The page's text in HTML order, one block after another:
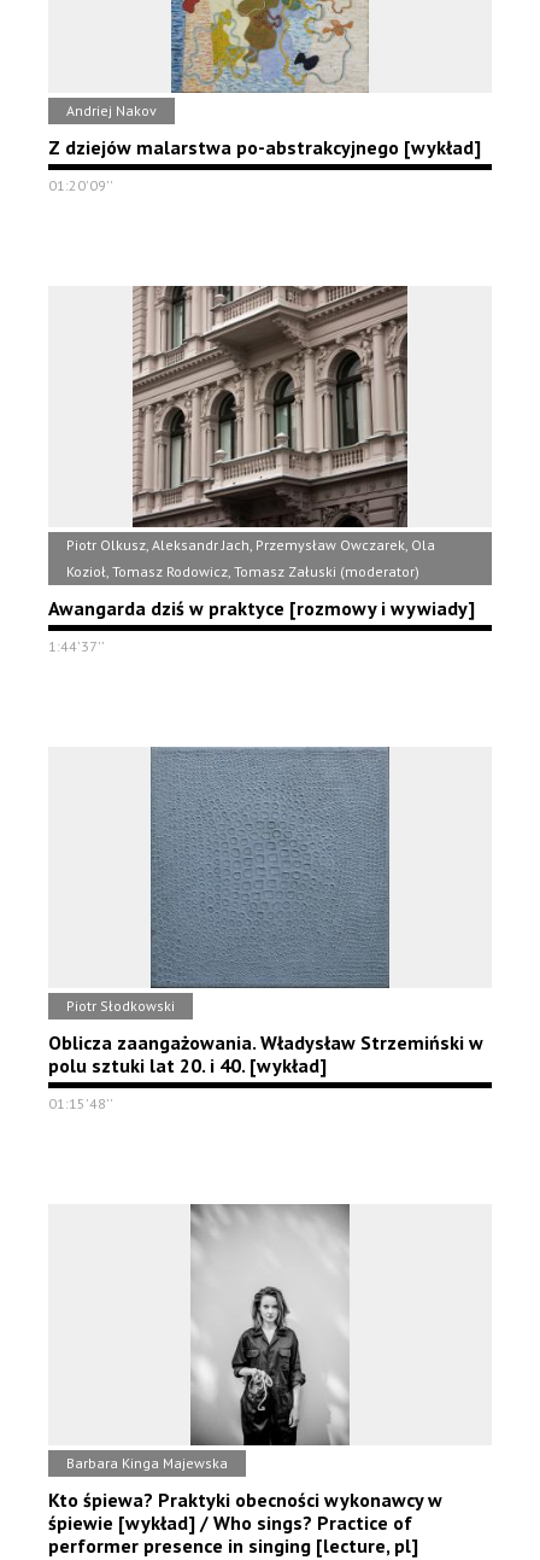
Andriej Nakov
Z dziejów malarstwa po-abstrakcyjnego [wykład]
01:20'09''
Piotr Olkusz, Aleksandr Jach, Przemysław Owczarek, Ola
Kozioł, Tomasz Rodowicz, Tomasz Załuski (moderator)
Awangarda dziś w praktyce [rozmowy i wywiady]
1:44'37''
Piotr Słodkowski
Oblicza zaangażowania. Władysław Strzemiński w
polu sztuki lat 20. i 40. [wykład]
01:15'48''
Barbara Kinga Majewska
Kto śpiewa? Praktyki obecności wykonawcy w
śpiewie [wykład] / Who sings? Practice of
performer presence in singing [lecture, pl]